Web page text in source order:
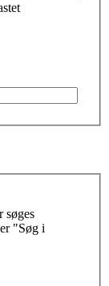
søges
"Søg i